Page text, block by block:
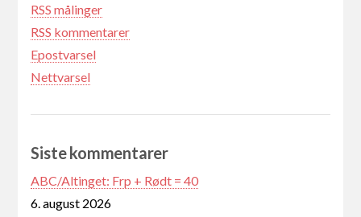
RSS målinger
RSS kommentarer
Epostvarsel
Nettvarsel
Siste kommentarer
ABC/Altinget: Frp + Rødt = 40
6. august 2026